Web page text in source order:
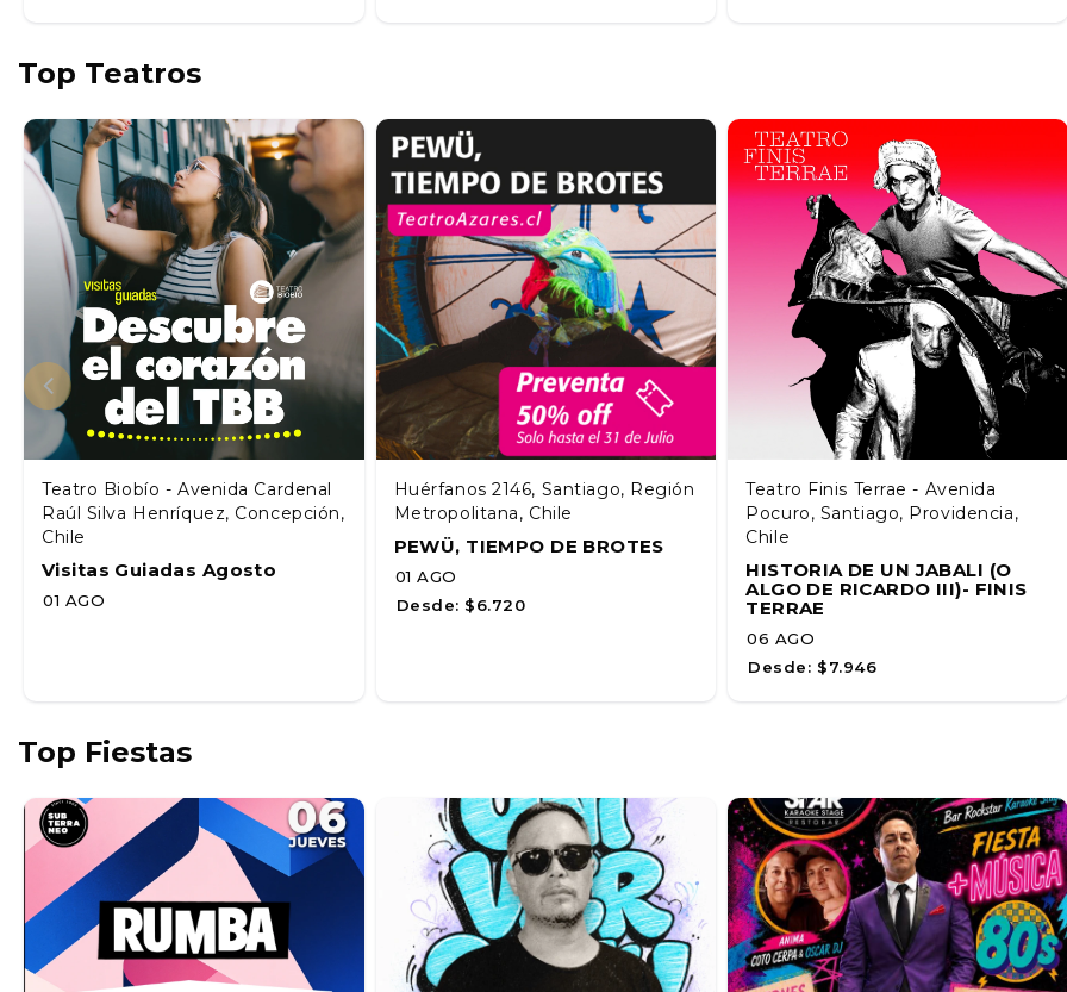
Top Teatros
Teatro Biobío - Avenida Cardenal
Raúl Silva Henríquez, Concepción,
Chile
Visitas Guiadas Agosto
01 AGO
Huérfanos 2146, Santiago, Región
Metropolitana, Chile
PEWÜ, TIEMPO DE BROTES
01 AGO
Desde: $6.720
Teatro Finis Terrae - Avenida
Pocuro, Santiago, Providencia,
Chile
HISTORIA DE UN JABALI (O
ALGO DE RICARDO III)- FINIS
TERRAE
06 AGO
Desde: $7.946
Top Fiestas